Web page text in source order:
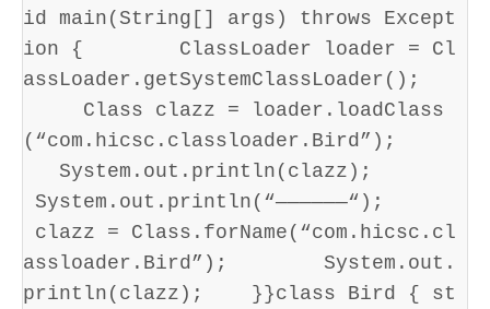
id main(String[] args) throws Except
ion {        ClassLoader loader = Cl
assLoader.getSystemClassLoader();
Class clazz = loader.loadClass
(“com.hicsc.classloader.Bird”);
System.out.println(clazz);
System.out.println(“——————“);
clazz = Class.forName(“com.hicsc.cl
assloader.Bird”);        System.out.
println(clazz);    }}class Bird { st